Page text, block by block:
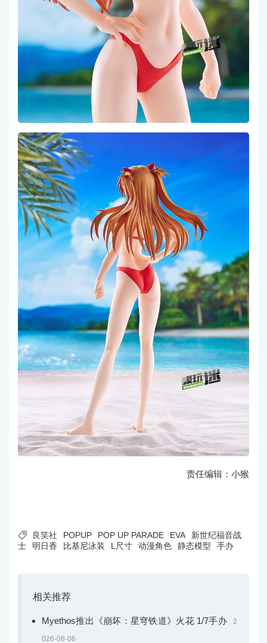
责任编辑：小猴
 良笑社 POPUP POP UP PARADE EVA
新世纪福音战
士
明日香 比基尼泳装 L尺寸 动漫角色 静态模型 手办
相关推荐
Myethos推出《崩坏：星穹铁道》火花 1/7手办 2
026-08-06